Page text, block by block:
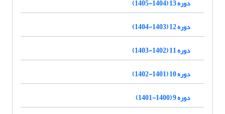
دوره 13 (1404-1405)
دوره 12 (1403-1404)
دوره 11 (1402-1403)
دوره 10 (1401-1402)
دوره 9 (1400-1401)